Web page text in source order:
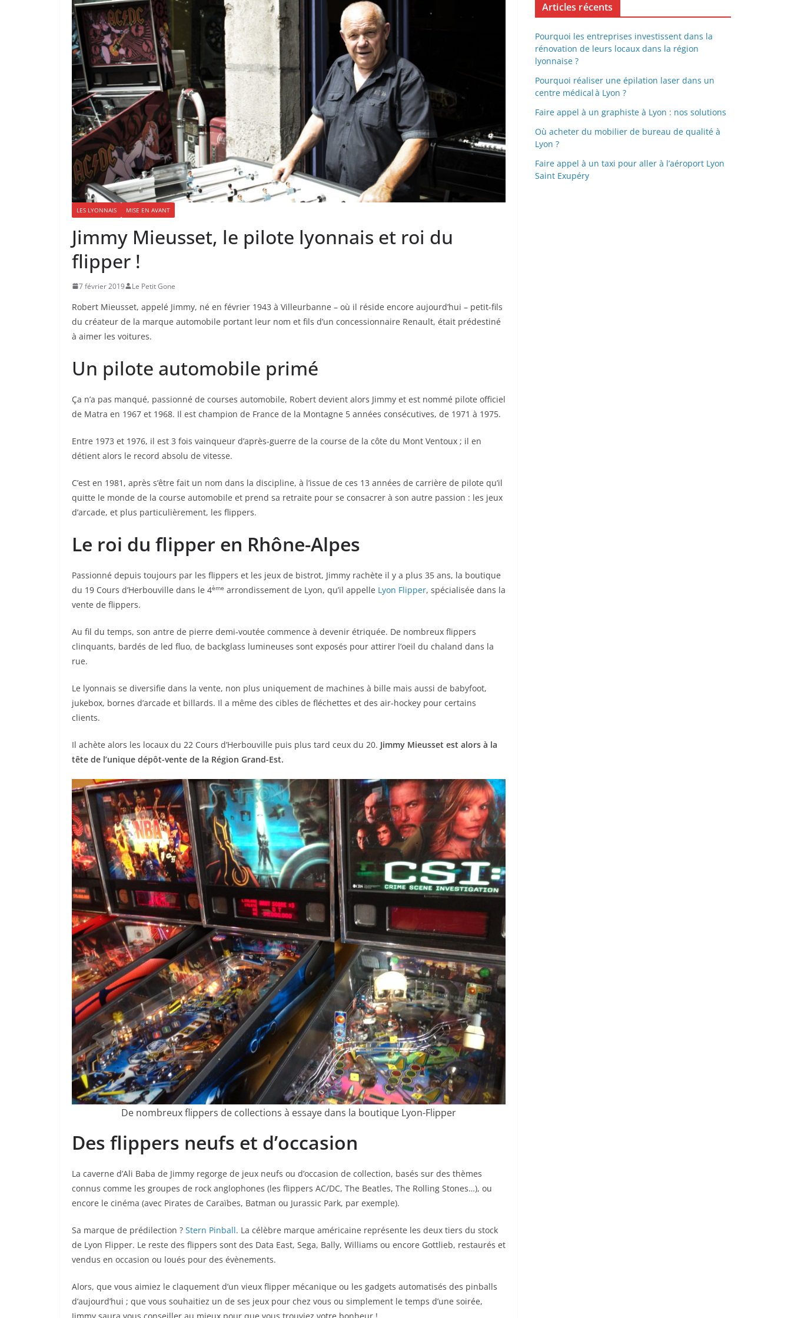
LES LYONNAIS MISE EN AVANT
Jimmy Mieusset, le pilote lyonnais et roi du
flipper !
7 février 2019 Le Petit Gone
Robert Mieusset, appelé Jimmy, né en février 1943 à Villeurbanne – où il réside encore aujourd’hui – petit-fils
du créateur de la marque automobile portant leur nom et fils d’un concessionnaire Renault, était prédestiné
à aimer les voitures.
Un pilote automobile primé
Ça n’a pas manqué, passionné de courses automobile, Robert devient alors Jimmy et est nommé pilote officiel
de Matra en 1967 et 1968. Il est champion de France de la Montagne 5 années consécutives, de 1971 à 1975.
Entre 1973 et 1976, il est 3 fois vainqueur d’après-guerre de la course de la côte du Mont Ventoux ; il en
détient alors le record absolu de vitesse.
C’est en 1981, après s’être fait un nom dans la discipline, à l’issue de ces 13 années de carrière de pilote qu’il
quitte le monde de la course automobile et prend sa retraite pour se consacrer à son autre passion : les jeux
d’arcade, et plus particulièrement, les flippers.
Le roi du flipper en Rhône-Alpes
Passionné depuis toujours par les flippers et les jeux de bistrot, Jimmy rachète il y a plus 35 ans, la boutique
du 19 Cours d’Herbouville dans le 4ème arrondissement de Lyon, qu’il appelle Lyon Flipper, spécialisée dans la
vente de flippers.
Au fil du temps, son antre de pierre demi-voutée commence à devenir étriquée. De nombreux flippers
clinquants, bardés de led fluo, de backglass lumineuses sont exposés pour attirer l’oeil du chaland dans la
rue.
Le lyonnais se diversifie dans la vente, non plus uniquement de machines à bille mais aussi de babyfoot,
jukebox, bornes d’arcade et billards. Il a même des cibles de fléchettes et des air-hockey pour certains
clients.
Il achète alors les locaux du 22 Cours d’Herbouville puis plus tard ceux du 20. Jimmy Mieusset est alors à la
tête de l’unique dépôt-vente de la Région Grand-Est.
De nombreux flippers de collections à essaye dans la boutique Lyon-Flipper
Des flippers neufs et d’occasion
La caverne d’Ali Baba de Jimmy regorge de jeux neufs ou d’occasion de collection, basés sur des thèmes
connus comme les groupes de rock anglophones (les flippers AC/DC, The Beatles, The Rolling Stones…), ou
encore le cinéma (avec Pirates de Caraïbes, Batman ou Jurassic Park, par exemple).
Sa marque de prédilection ? Stern Pinball. La célèbre marque américaine représente les deux tiers du stock
de Lyon Flipper. Le reste des flippers sont des Data East, Sega, Bally, Williams ou encore Gottlieb, restaurés et
vendus en occasion ou loués pour des évènements.
Alors, que vous aimiez le claquement d’un vieux flipper mécanique ou les gadgets automatisés des pinballs
d’aujourd’hui ; que vous souhaitiez un de ses jeux pour chez vous ou simplement le temps d’une soirée,
Articles récents
Pourquoi les entreprises investissent dans la
rénovation de leurs locaux dans la région
lyonnaise ?
Pourquoi réaliser une épilation laser dans un
centre médical à Lyon ?
Faire appel à un graphiste à Lyon : nos solutions
Où acheter du mobilier de bureau de qualité à
Lyon ?
Faire appel à un taxi pour aller à l’aéroport Lyon
Saint Exupéry